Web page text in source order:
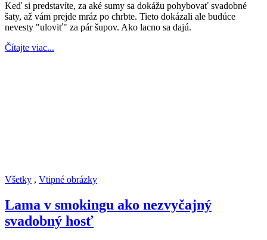
Keď si predstavíte, za aké sumy sa dokážu pohybovať svadobné
šaty, až vám prejde mráz po chrbte. Tieto dokázali ale budúce
nevesty "uloviť" za pár šupov. Ako lacno sa dajú.
Čítajte viac...
Všetky , Vtipné obrázky
Lama v smokingu ako nezvyčajný
svadobný hosť